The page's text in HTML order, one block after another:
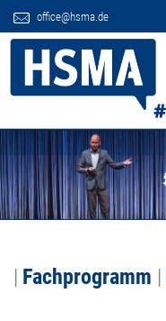
office@hsma.de
| Fachprogramm |